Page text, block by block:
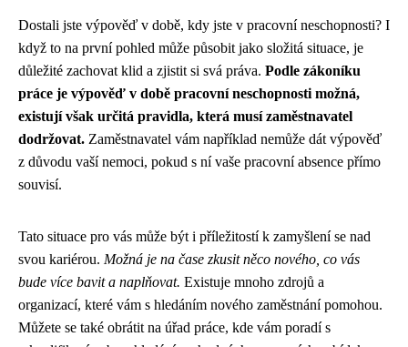
Dostali jste výpověď v době, kdy jste v pracovní neschopnosti? I
když to na první pohled může působit jako složitá situace, je
důležité zachovat klid a zjistit si svá práva. Podle zákoníku
práce je výpověď v době pracovní neschopnosti možná,
existují však určitá pravidla, která musí zaměstnavatel
dodržovat. Zaměstnavatel vám například nemůže dát výpověď
z důvodu vaší nemoci, pokud s ní vaše pracovní absence přímo
souvisí.
Tato situace pro vás může být i příležitostí k zamyšlení se nad
svou kariérou. Možná je na čase zkusit něco nového, co vás
bude více bavit a naplňovat. Existuje mnoho zdrojů a
organizací, které vám s hledáním nového zaměstnání pomohou.
Můžete se také obrátit na úřad práce, kde vám poradí s